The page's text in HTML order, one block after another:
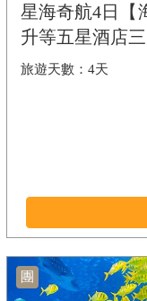
星海奇航4日【
升等五星酒店三
4天
團